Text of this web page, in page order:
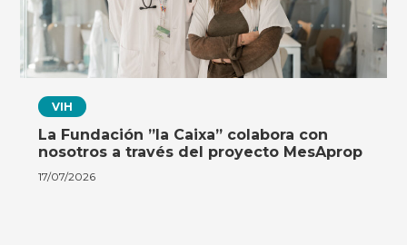
VIH
La Fundación ”la Caixa” colabora con
nosotros a través del proyecto MesAprop
17/07/2026